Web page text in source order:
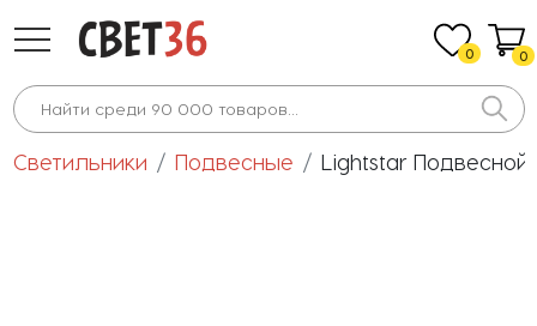
0 0
Светильники Подвесные Lightstar Подвесной